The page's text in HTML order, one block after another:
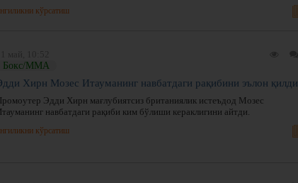
кўрсатиш
Бокс/ММА
Хирн Мозес Итауманинг навбатдаги рақибини эълон қилди
Эдди Хирн мағлубиятсиз британиялик истеъдод Мозес
навбатдаги рақиби ким бўлиши кераклигини айтди.
кўрсатиш